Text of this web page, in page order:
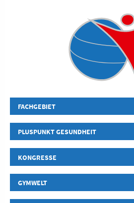
FACHGEBIET
PLUSPUNKT GESUNDHEIT
KONGRESSE
GYMWELT